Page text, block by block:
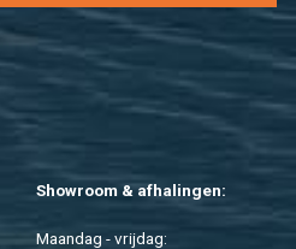
Show­room & af­ha­lin­gen:
Maan­dag - vrij­dag: